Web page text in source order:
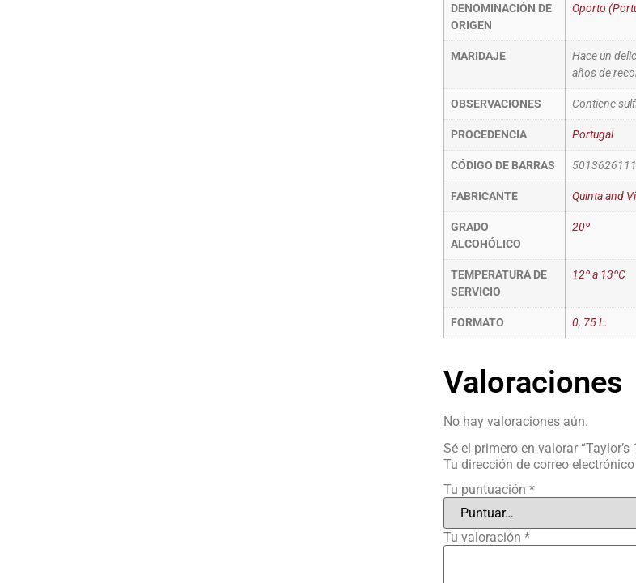
DENOMINACIÓN DE
ORIGEN
Oporto
MARIDAJE
Hace un
años de
OBSERVACIONES Contiene
PROCEDENCIA Portugal
CÓDIGO DE BARRAS
FABRICANTE Quinta and
GRADO
ALCOHÓLICO
20º
TEMPERATURA DE
SERVICIO
12º a 13ºC
FORMATO 0, 75 L.
Valoraciones
No hay valoraciones aún.
Sé el primero en valorar “Taylor’s
Tu dirección de correo
Tu puntuación *
Tu valoración *